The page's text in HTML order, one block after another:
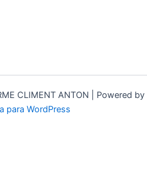
CLIMENT ANTON | Powered by
para WordPress